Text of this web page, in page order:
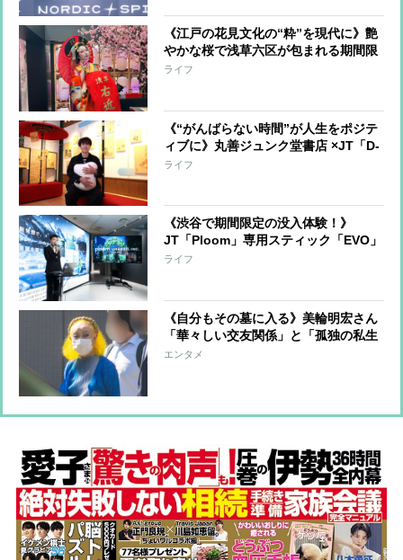
《江戸の花見文化の“粋”を現代に》艶
やかな桜で浅草六区が包まれる期間限
定イベントが開催！ 桜の下で一服を
ライフ
《“がんばらない時間”が人生をポジテ
ィブに》丸善ジュンク堂書店 ×JT「D-
LAB」の体験型企画展『ちょっと、ひ
ライフ
《渋谷で期間限定の没入体験！》
JT「Ploom」専用スティック「EVO」
の新メンソール発売を記念して“都会
ライフ
《自分もその墓に入る》美輪明宏さん
「華々しい交友関係」と「孤独の私生
活」のギャップ“家族”に明かしてい
エンタメ